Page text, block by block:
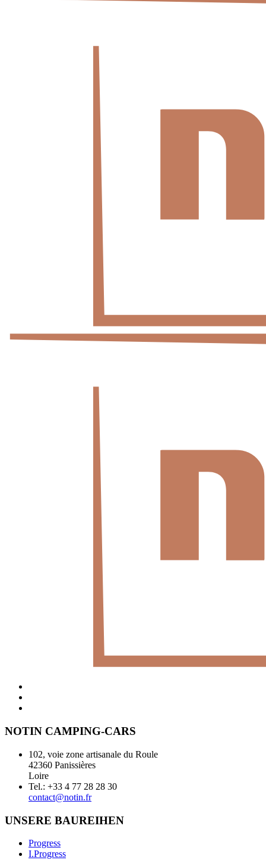
NOTIN CAMPING-CARS
102, voie zone artisanale du Roule
42360 Panissières
Loire
Tel.: +33 4 77 28 28 30
contact@notin.fr
UNSERE BAUREIHEN
Progress
I.Progress